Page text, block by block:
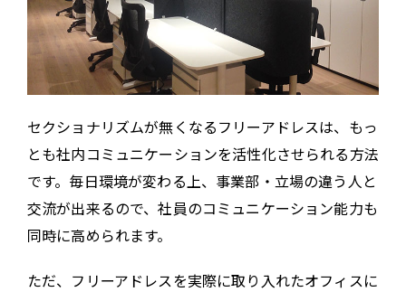
セクショナリズムが無くなるフリーアドレスは、もっ
とも社内コミュニケーションを活性化させられる方法
です。毎日環境が変わる上、事業部・立場の違う人と
交流が出来るので、社員のコミュニケーション能力も
同時に高められます。
ただ、フリーアドレスを実際に取り入れたオフィスに